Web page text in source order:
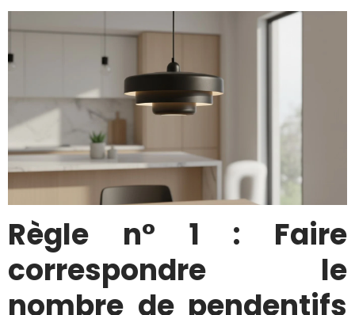
Règle n° 1 : Faire
correspondre le
nombre de pendentifs